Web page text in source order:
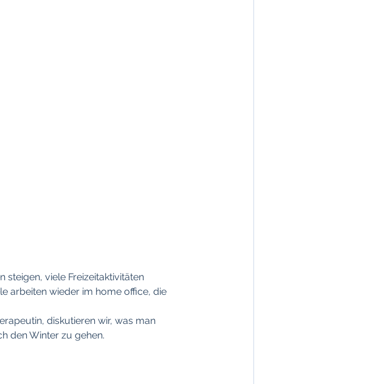
steigen, viele Freizeitaktivitäten
arbeiten wieder im home office, die
diskutieren wir, was man
den Winter zu gehen.